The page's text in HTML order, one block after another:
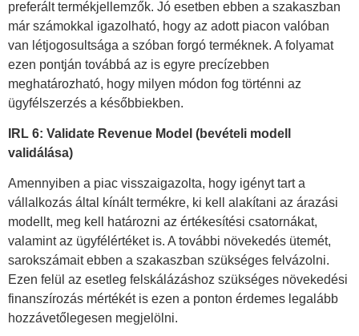
preferált termékjellemzők. Jó esetben ebben a szakaszban
már számokkal igazolható, hogy az adott piacon valóban
van létjogosultsága a szóban forgó terméknek. A folyamat
ezen pontján továbbá az is egyre precízebben
meghatározható, hogy milyen módon fog történni az
ügyfélszerzés a későbbiekben.
IRL 6: Validate Revenue Model (bevételi modell
validálása)
Amennyiben a piac visszaigazolta, hogy igényt tart a
vállalkozás által kínált termékre, ki kell alakítani az árazási
modellt, meg kell határozni az értékesítési csatornákat,
valamint az ügyfélértéket is. A további növekedés ütemét,
sarokszámait ebben a szakaszban szükséges felvázolni.
Ezen felül az esetleg felskálázáshoz szükséges növekedési
finanszírozás mértékét is ezen a ponton érdemes legalább
hozzávetőlegesen megjelölni.